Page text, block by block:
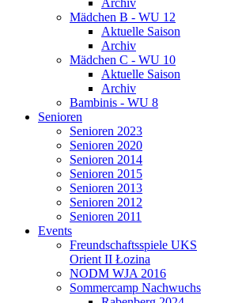
Mädchen B - WU 12
Aktuelle Saison
Archiv
Mädchen C - WU 10
Aktuelle Saison
Archiv
Bambinis - WU 8
Senioren
Senioren 2023
Senioren 2020
Senioren 2014
Senioren 2015
Senioren 2013
Senioren 2012
Senioren 2011
Events
Freundschaftsspiele UKS
Orient II Łozina
NODM WJA 2016
Sommercamp Nachwuchs